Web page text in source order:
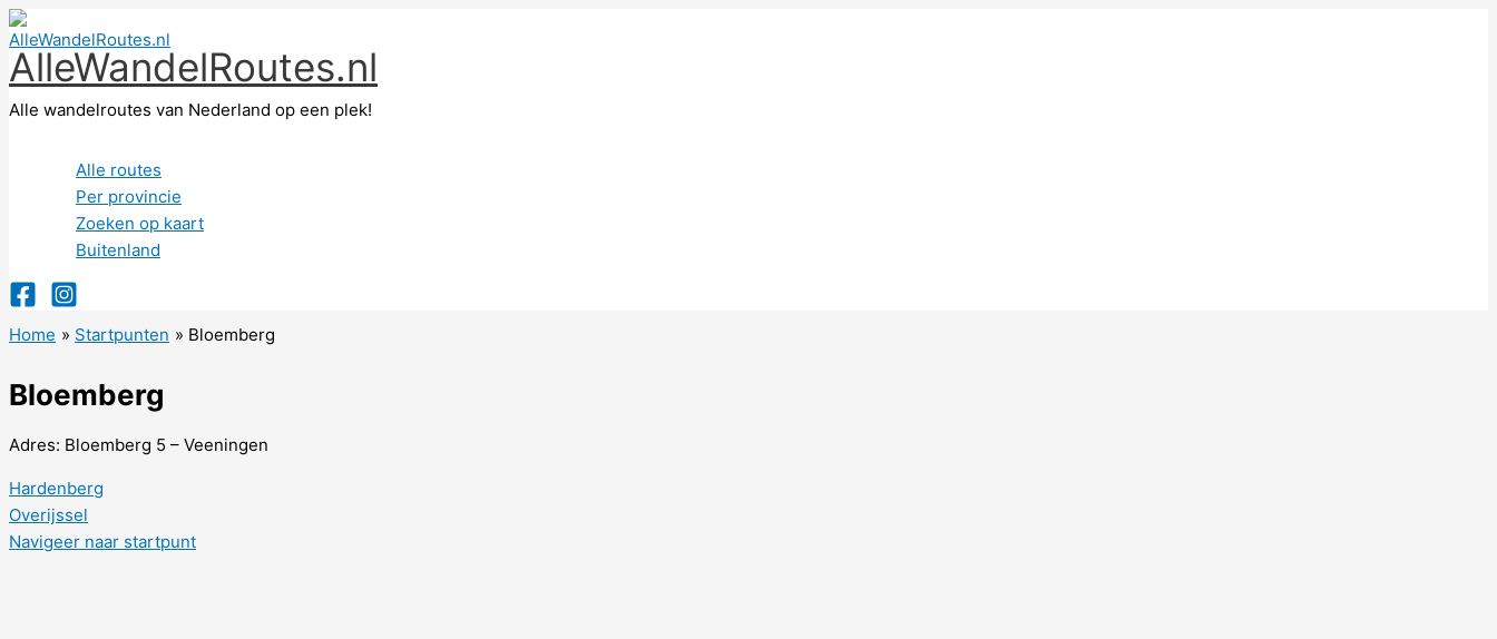
Ga
naar
de
inhoud
AlleWandelRoutes.nl
Alle wandelroutes van Nederland op een plek!
Alle routes
Per provincie
Zoeken op kaart
Buitenland
Home Startpunten Bloemberg
Bloemberg
Adres: Bloemberg 5 – Veeningen
Hardenberg
Overijssel
Navigeer naar startpunt